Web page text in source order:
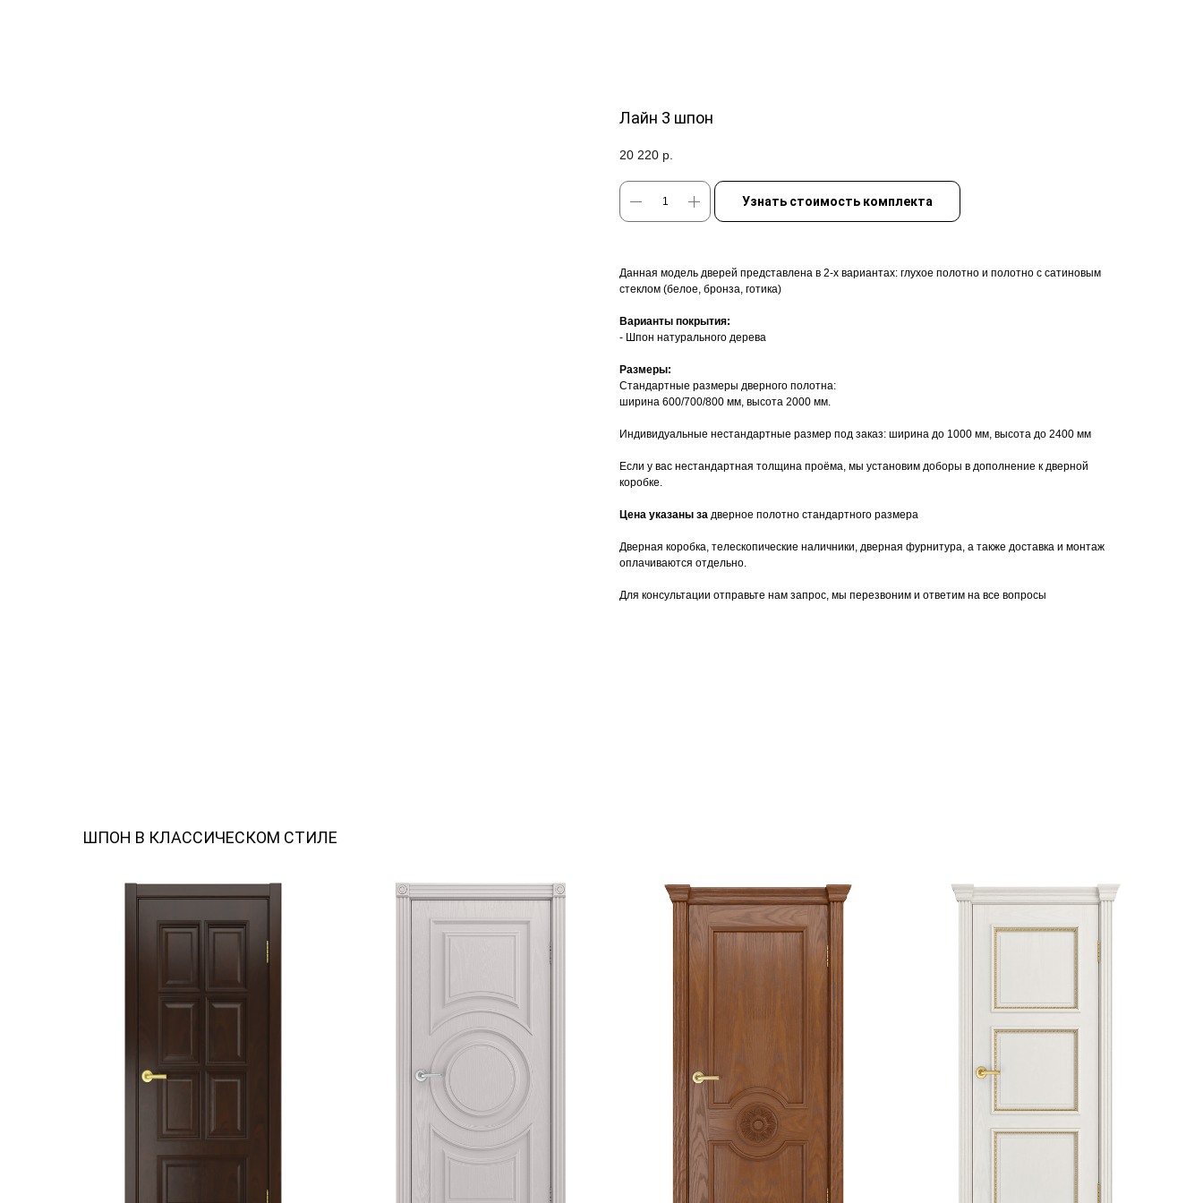
Лайн 3 шпон
20 220 р.
Узнать стоимость комплекта
Данная модель дверей представлена в 2-х вариантах: глухое полотно и полотно с сатиновым
стеклом (белое, бронза, готика)
Варианты покрытия:
- Шпон натурального дерева
Размеры:
Стандартные размеры дверного полотна:
ширина 600/700/800 мм, высота 2000 мм.
Индивидуальные нестандартные размер под заказ: ширина до 1000 мм, высота до 2400 мм
Если у вас нестандартная толщина проёма, мы установим доборы в дополнение к дверной
коробке.
Цена указаны за дверное полотно стандартного размера
Дверная коробка, телескопические наличники, дверная фурнитура, а также доставка и монтаж
оплачиваются отдельно.
Для консультации отправьте нам запрос, мы перезвоним и ответим на все вопросы
ШПОН В КЛАССИЧЕСКОМ СТИЛЕ